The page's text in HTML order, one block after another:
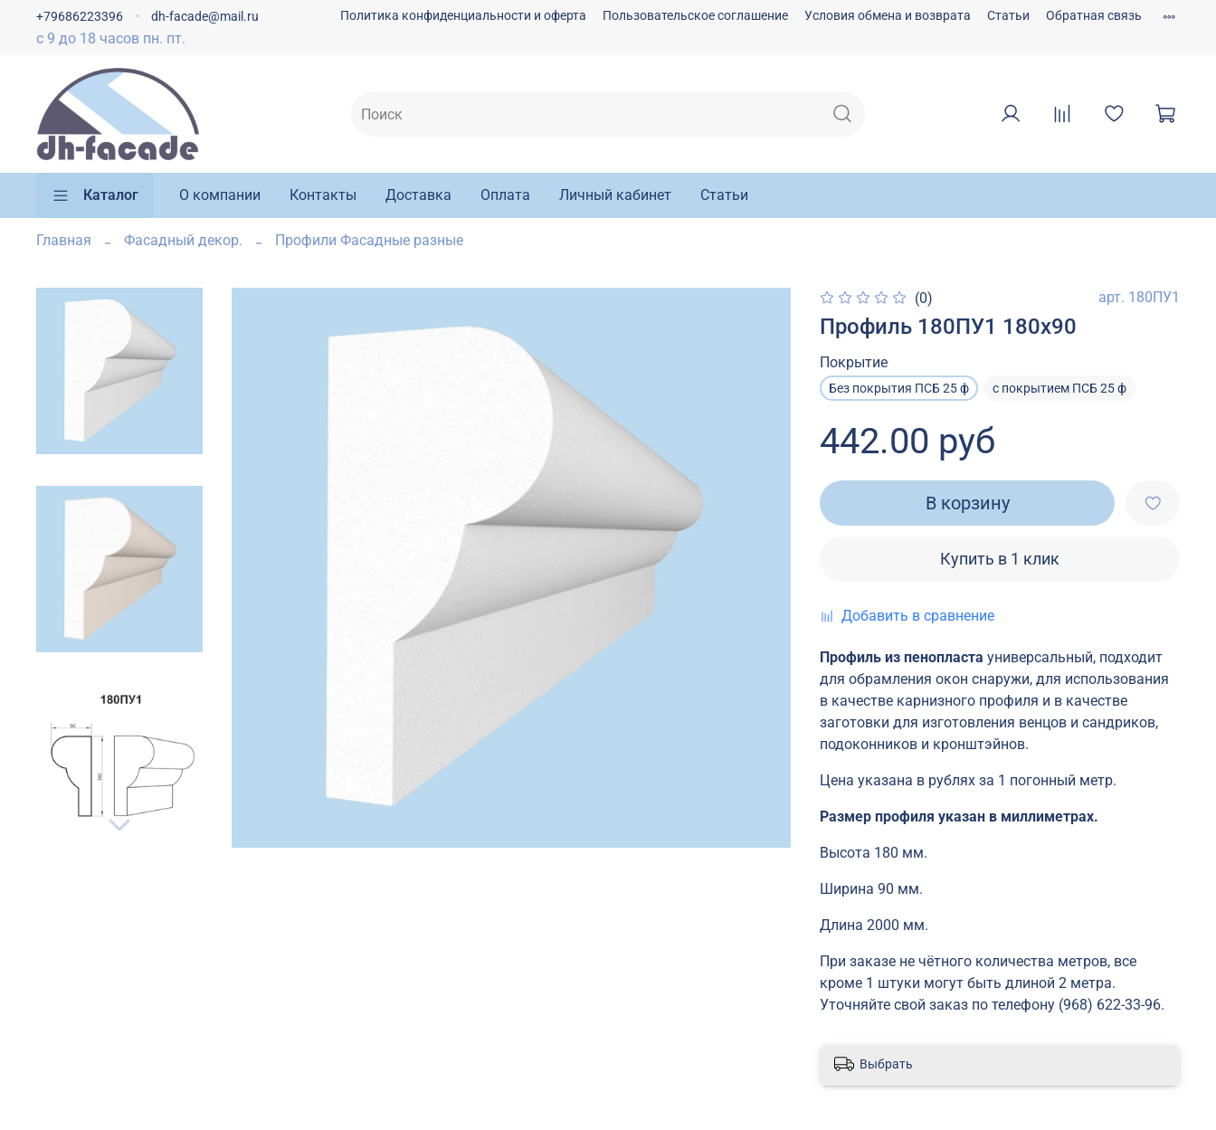
Политика конфиденциальности и оферта Пользовательское соглашение Условия обмена и возврата Статьи Обратная связь
с 9 до 18 часов пн. пт.
+79686223396 dh-facade@mail.ru
Каталог О компании Контакты Доставка Оплата Личный кабинет Статьи
Главная Фасадный декор. Профили Фасадные разные
(0) арт. 180ПУ1
Профиль 180ПУ1 180х90
Покрытие
Без покрытия ПСБ 25 ф с покрытием ПСБ 25 ф
442.00 руб
В корзину
Купить в 1 клик
Добавить в сравнение
Профиль из пенопласта универсальный, подходит
для обрамления окон снаружи, для использования
в качестве карнизного профиля и в качестве
заготовки для изготовления венцов и сандриков,
подоконников и кронштэйнов.
Цена указана в рублях за 1 погонный метр.
Размер профиля указан в миллиметрах.
Высота 180 мм.
Ширина 90 мм.
Длина 2000 мм.
При заказе не чётного количества метров, все
кроме 1 штуки могут быть длиной 2 метра.
Уточняйте свой заказ по телефону (968) 622-33-96.
Выбрать